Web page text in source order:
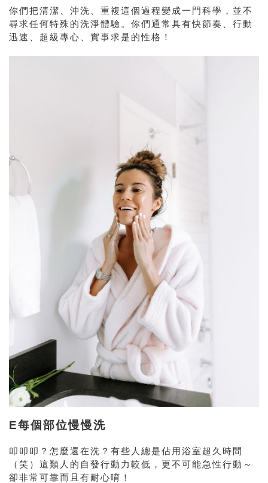
你們把清潔、沖洗、重複這個過程變成一門科學，並不
尋求任何特殊的洗淨體驗。你們通常具有快節奏、行動
迅速、超級專心、實事求是的性格！
E每個部位慢慢洗
叩叩叩？怎麼還在洗？ 有些人總是佔用浴室超久時間
（笑）這類人的自發行動力較低，更不可能急性行動～
卻非常可靠而且有耐心唷！